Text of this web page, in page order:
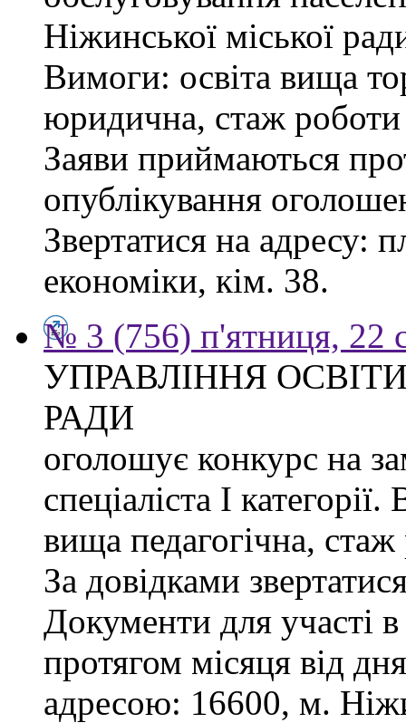
Ніжинської міської
Вимоги: освіта вища
юридична, стаж
Заяви приймаються
опублікування
Звертатися на адресу:
економіки, кім. 38.
№ 3 (756) п'ятниця, 22
УПРАВЛІННЯ
РАДИ
оголошує конкурс на
спеціаліста І
вища педагогічна,
За довідками
Документи для участі
протягом місяця від
адресою: 16600, м.